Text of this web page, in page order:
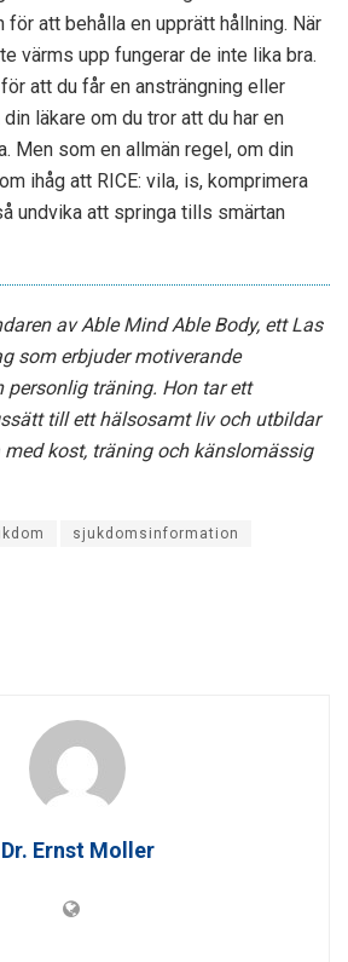
att behålla en upprätt hållning. När
värms upp fungerar de inte lika bra.
att du får en ansträngning eller
läkare om du tror att du har en
Men som en allmän regel, om din
ihåg att RICE: vila, is, komprimera
undvika att springa tills smärtan
av Able Mind Able Body, ett Las
som erbjuder motiverande
träning. Hon tar ett
till ett hälsosamt liv och utbildar
kost, träning och känslomässig
sjukdomsinformation
Dr. Ernst Moller